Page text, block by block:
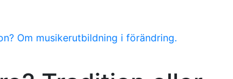
Om musikerutbildning i förändring.